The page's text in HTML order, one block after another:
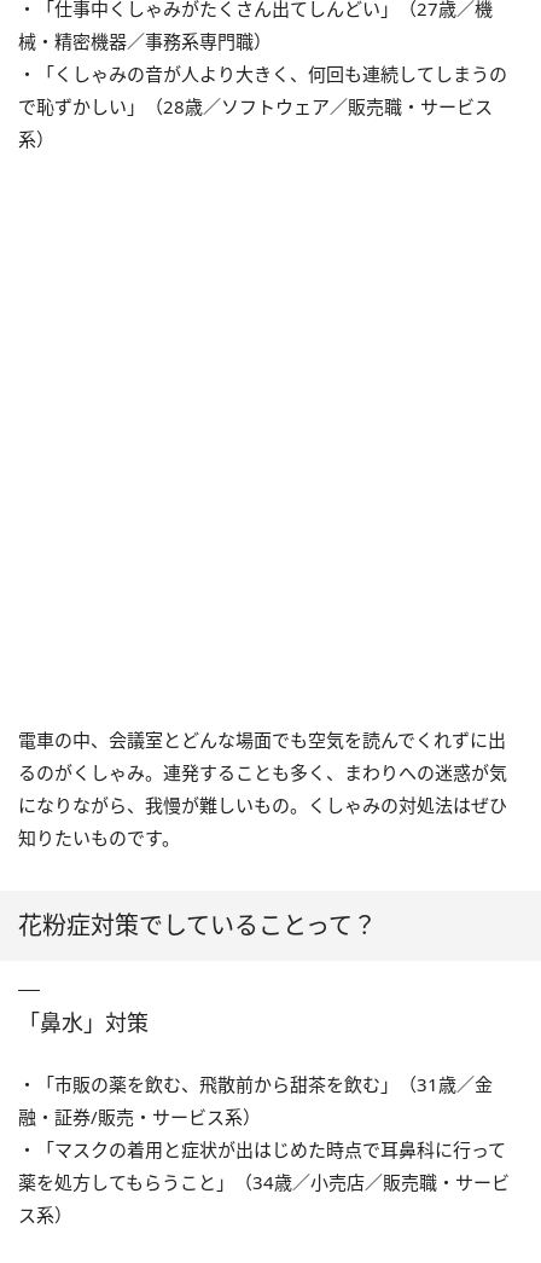
・「仕事中くしゃみがたくさん出てしんどい」（27歳／機
械・精密機器／事務系専門職）
・「くしゃみの音が人より大きく、何回も連続してしまうの
で恥ずかしい」（28歳／ソフトウェア／販売職・サービス
系）
電車の中、会議室とどんな場面でも空気を読んでくれずに出
るのがくしゃみ。連発することも多く、まわりへの迷惑が気
になりながら、我慢が難しいもの。くしゃみの対処法はぜひ
知りたいものです。
花粉症対策でしていることって？
「鼻水」対策
・「市販の薬を飲む、飛散前から甜茶を飲む」（31歳／金
融・証券/販売・サービス系）
・「マスクの着用と症状が出はじめた時点で耳鼻科に行って
薬を処方してもらうこと」（34歳／小売店／販売職・サービ
ス系）